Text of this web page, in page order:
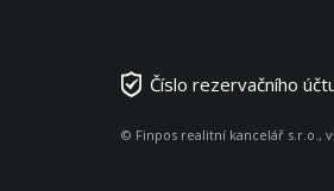
Číslo rezervačního
© Finpos realitní kancelář s.r.o.,